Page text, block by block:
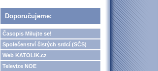
Doporučujeme:
Časopis Milujte se!
Společenství čistých srdcí (SČS)
Web KATOLIK.cz
Televize NOE